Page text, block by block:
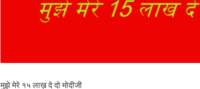
मुझे मेरे १५ लाख़ दे दो मोदीजी